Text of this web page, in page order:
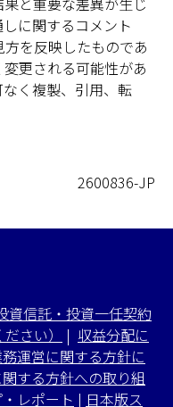
に関するコメント
を反映したものであ
更される可能性があ
く複製、引用、転
2600836-JP
資信託・投資一任契約
さい）
| 収益分配に
運営に関する方針に
する方針への取り組
レポート | 日本版ス